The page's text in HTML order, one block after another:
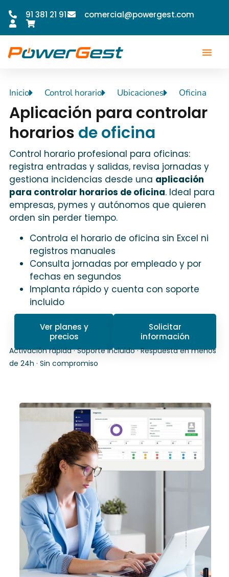
91 381 21 91 comercial@powergest.com
Inicio Control horario Ubicaciones Oficina
Aplicación para controlar
horarios de oficina
Control horario profesional para oficinas:
registra entradas y salidas, revisa jornadas y
gestiona incidencias desde una aplicación
para controlar horarios de oficina. Ideal para
empresas, pymes y autónomos que quieren
orden sin perder tiempo.
Controla el horario de oficina sin Excel ni
registros manuales
Consulta jornadas por empleado y por
fechas en segundos
Implanta rápido y cuenta con soporte
incluido
Ver planes y
precios
Solicitar
información
Activación rápida · Soporte incluido · Respuesta en menos
de 24h · Sin compromiso